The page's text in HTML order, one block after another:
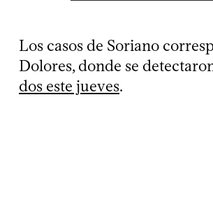
Los casos de Soriano
Dolores, donde se
dos este jueves.